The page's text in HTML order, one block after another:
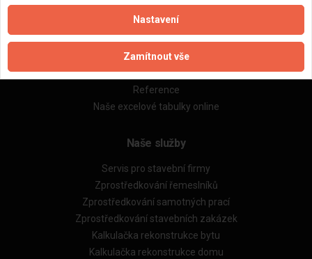
Naše firmy a řemeslníci
Zpracování a ochrana osobních údajů
Zásady pro používání souborů cookie
Obchodní podmínky (zprostředkování)
Obchodní podmínky (rozpočtování)
Reference
Naše excelové tabulky online
Naše služby
Servis pro stavební firmy
Zprostředkování řemeslníků
Zprostředkování samotných prací
Zprostředkování stavebních zakázek
Kalkulačka rekonstrukce bytu
Kalkulačka rekonstrukce domu
Nastavení
Zamítnout vše